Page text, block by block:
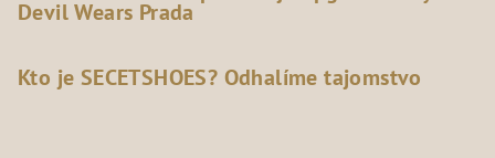
Devil Wears Prada
Kto je SECETSHOES? Odhalíme tajomstvo